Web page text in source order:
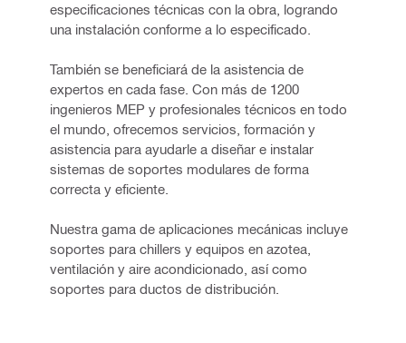
especificaciones técnicas con la obra, logrando
una instalación conforme a lo especificado.
También se beneficiará de la asistencia de
expertos en cada fase. Con más de 1200
ingenieros MEP y profesionales técnicos en todo
el mundo, ofrecemos servicios, formación y
asistencia para ayudarle a diseñar e instalar
sistemas de soportes modulares de forma
correcta y eficiente.
Nuestra gama de aplicaciones mecánicas incluye
soportes para chillers y equipos en azotea,
ventilación y aire acondicionado, así como
soportes para ductos de distribución.